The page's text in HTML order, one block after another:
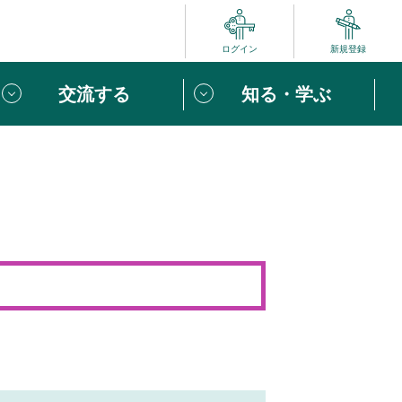
ログイン 新規登録
めての方へ
けたい６つのこと
交流する 知る・学ぶ
ュー
の一歩